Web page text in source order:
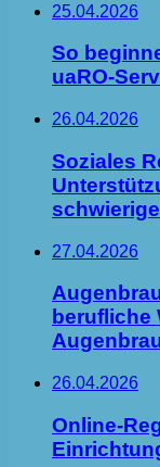
25.04.2026
So
uaRO-
26.04.2026
Soziales
27.04.2026
berufliche
26.04.2026
Online-